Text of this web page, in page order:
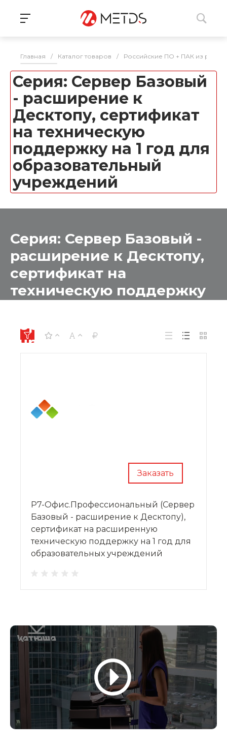
Главная / Каталог товаров / Российские ПО + ПАК из
Серия: Сервер Базовый
- расширение к
Десктопу, сертификат
на техническую
поддержку на 1 год для
образовательный
учреждений
Серия: Сервер Базовый -
расширение к Десктопу,
сертификат на
техническую поддержку
образовательный
учреждений
Заказать
Р7-Офис.Профессиональный (Сервер
Базовый - расширение к Десктопу),
сертификат на расширенную
техническую поддержку на 1 год для
образовательных учреждений